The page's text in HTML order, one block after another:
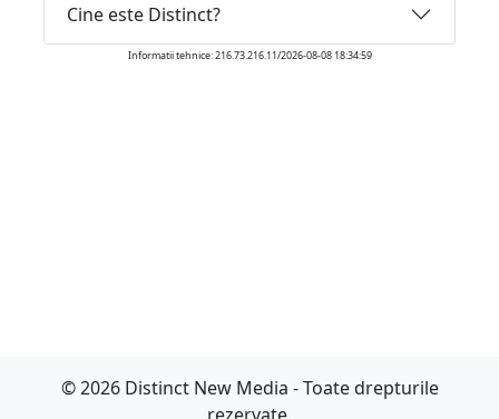
Cine este Distinct?
Informatii tehnice: 216.73.216.11/2026-08-08 18:34:59
© 2026 Distinct New Media - Toate drepturile